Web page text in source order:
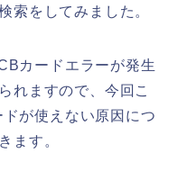
をしてみました。
カードエラーが発生
れますので、今回こ
が使えない原因につ
ます。